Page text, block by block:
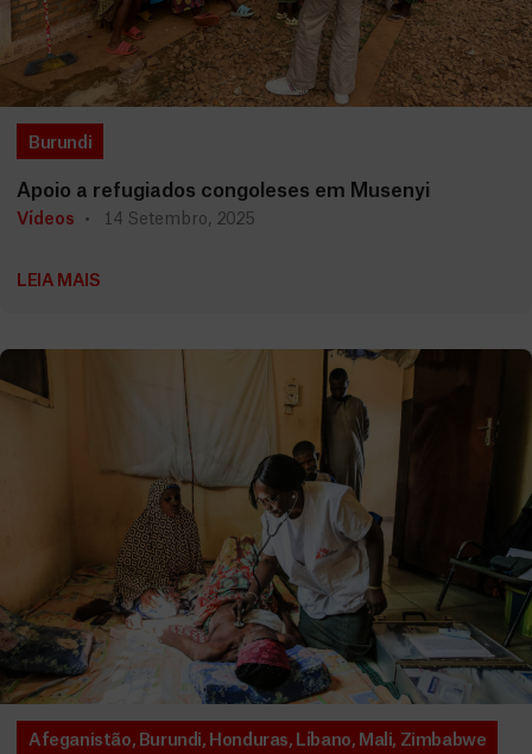
Burundi
Apoio a refugiados congoleses em Musenyi
Vídeos 14 Setembro, 2025
LEIA MAIS
Afeganistão, Burundi, Honduras, Líbano, Mali, Zimbabwe